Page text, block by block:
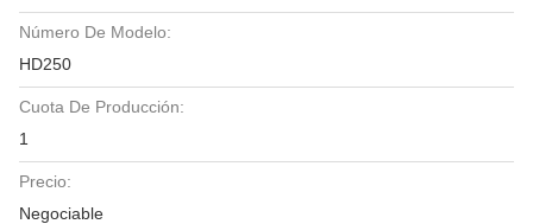
Número De Modelo:
HD250
Cuota De Producción:
1
Precio:
Negociable